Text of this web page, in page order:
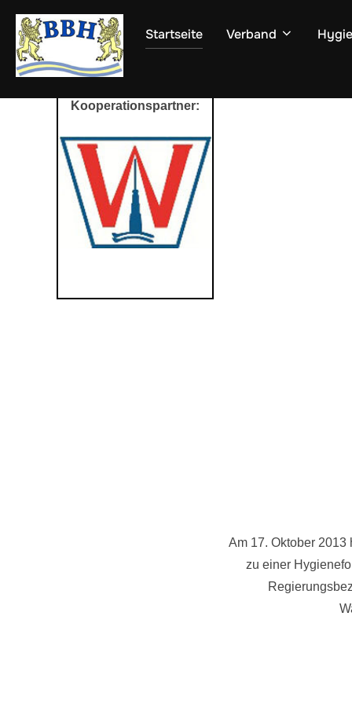
Inhalt
springen
Startseite Verband
Kooperationspartner:
Am 17. Oktober
zu einer